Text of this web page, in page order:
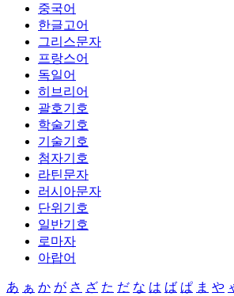
중국어
한글고어
그리스문자
프랑스어
독일어
히브리어
괄호기호
학술기호
기술기호
첨자기호
라틴문자
러시아문자
단위기호
일반기호
로마자
아랍어
あ ぁ か が さ ざ た だ な は ば ぱ ま や